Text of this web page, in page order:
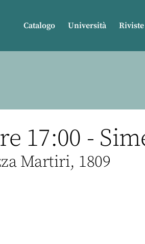
Catalogo Università Riviste
17:00 -
Martiri, 1809